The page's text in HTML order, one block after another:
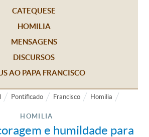
CATEQUESE
HOMILIA
MENSAGENS
DISCURSOS
AO PAPA FRANCISCO
Pontificado Francisco Homilia
HOMILIA
e humildade para